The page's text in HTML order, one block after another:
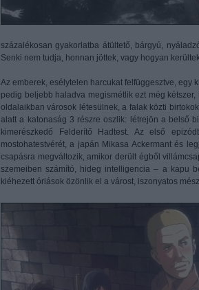
százalékosan gyakorlatba átültető, bárgyú,
Senki nem tudja, honnan jöttek, vagy hogyan
Az emberek, esélytelen harcukat felfüggesztve, egy
pedig beljebb haladva megismétlik ezt még
oldalaikban városok létesülnek, a falak közti
alatt a katonaság 3 részre oszlik: létrejön a belső
kimerészkedő Felderítő Hadtest. Az első
mostohatestvérét, a japán Mikasa Ackermant és
csapásra megváltozik, amikor derült égből
szemeiben számító, hideg intelligencia – a kapu
kiéhezett óriások özönlik el a várost, iszonyatos